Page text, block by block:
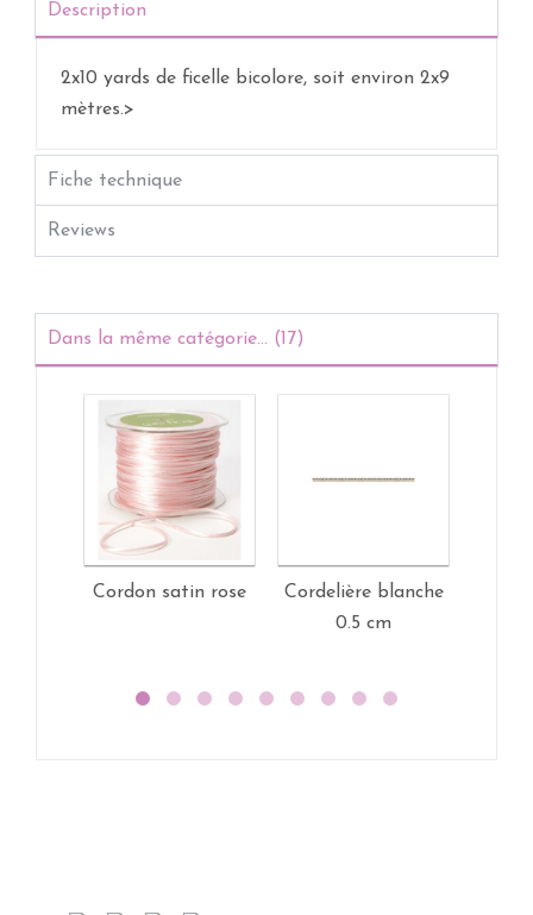
Description
2x10 yards de ficelle bicolore, soit environ 2x9
mètres.>
Fiche technique
Reviews
Dans la même catégorie... (17)
Cordon satin rose
Cordelière blanche
0.5 cm